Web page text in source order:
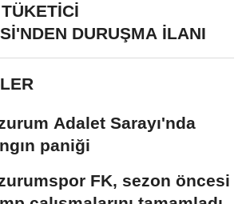
DURUŞMA İLANI
Adalet Sarayı'nda
paniği
FK, sezon öncesi